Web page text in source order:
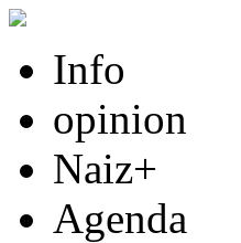
Info
opinion
Naiz+
Agenda